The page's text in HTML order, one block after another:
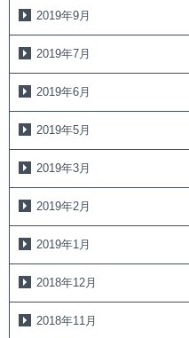
2019年9月
2019年7月
2019年6月
2019年5月
2019年3月
2019年2月
2019年1月
2018年12月
2018年11月